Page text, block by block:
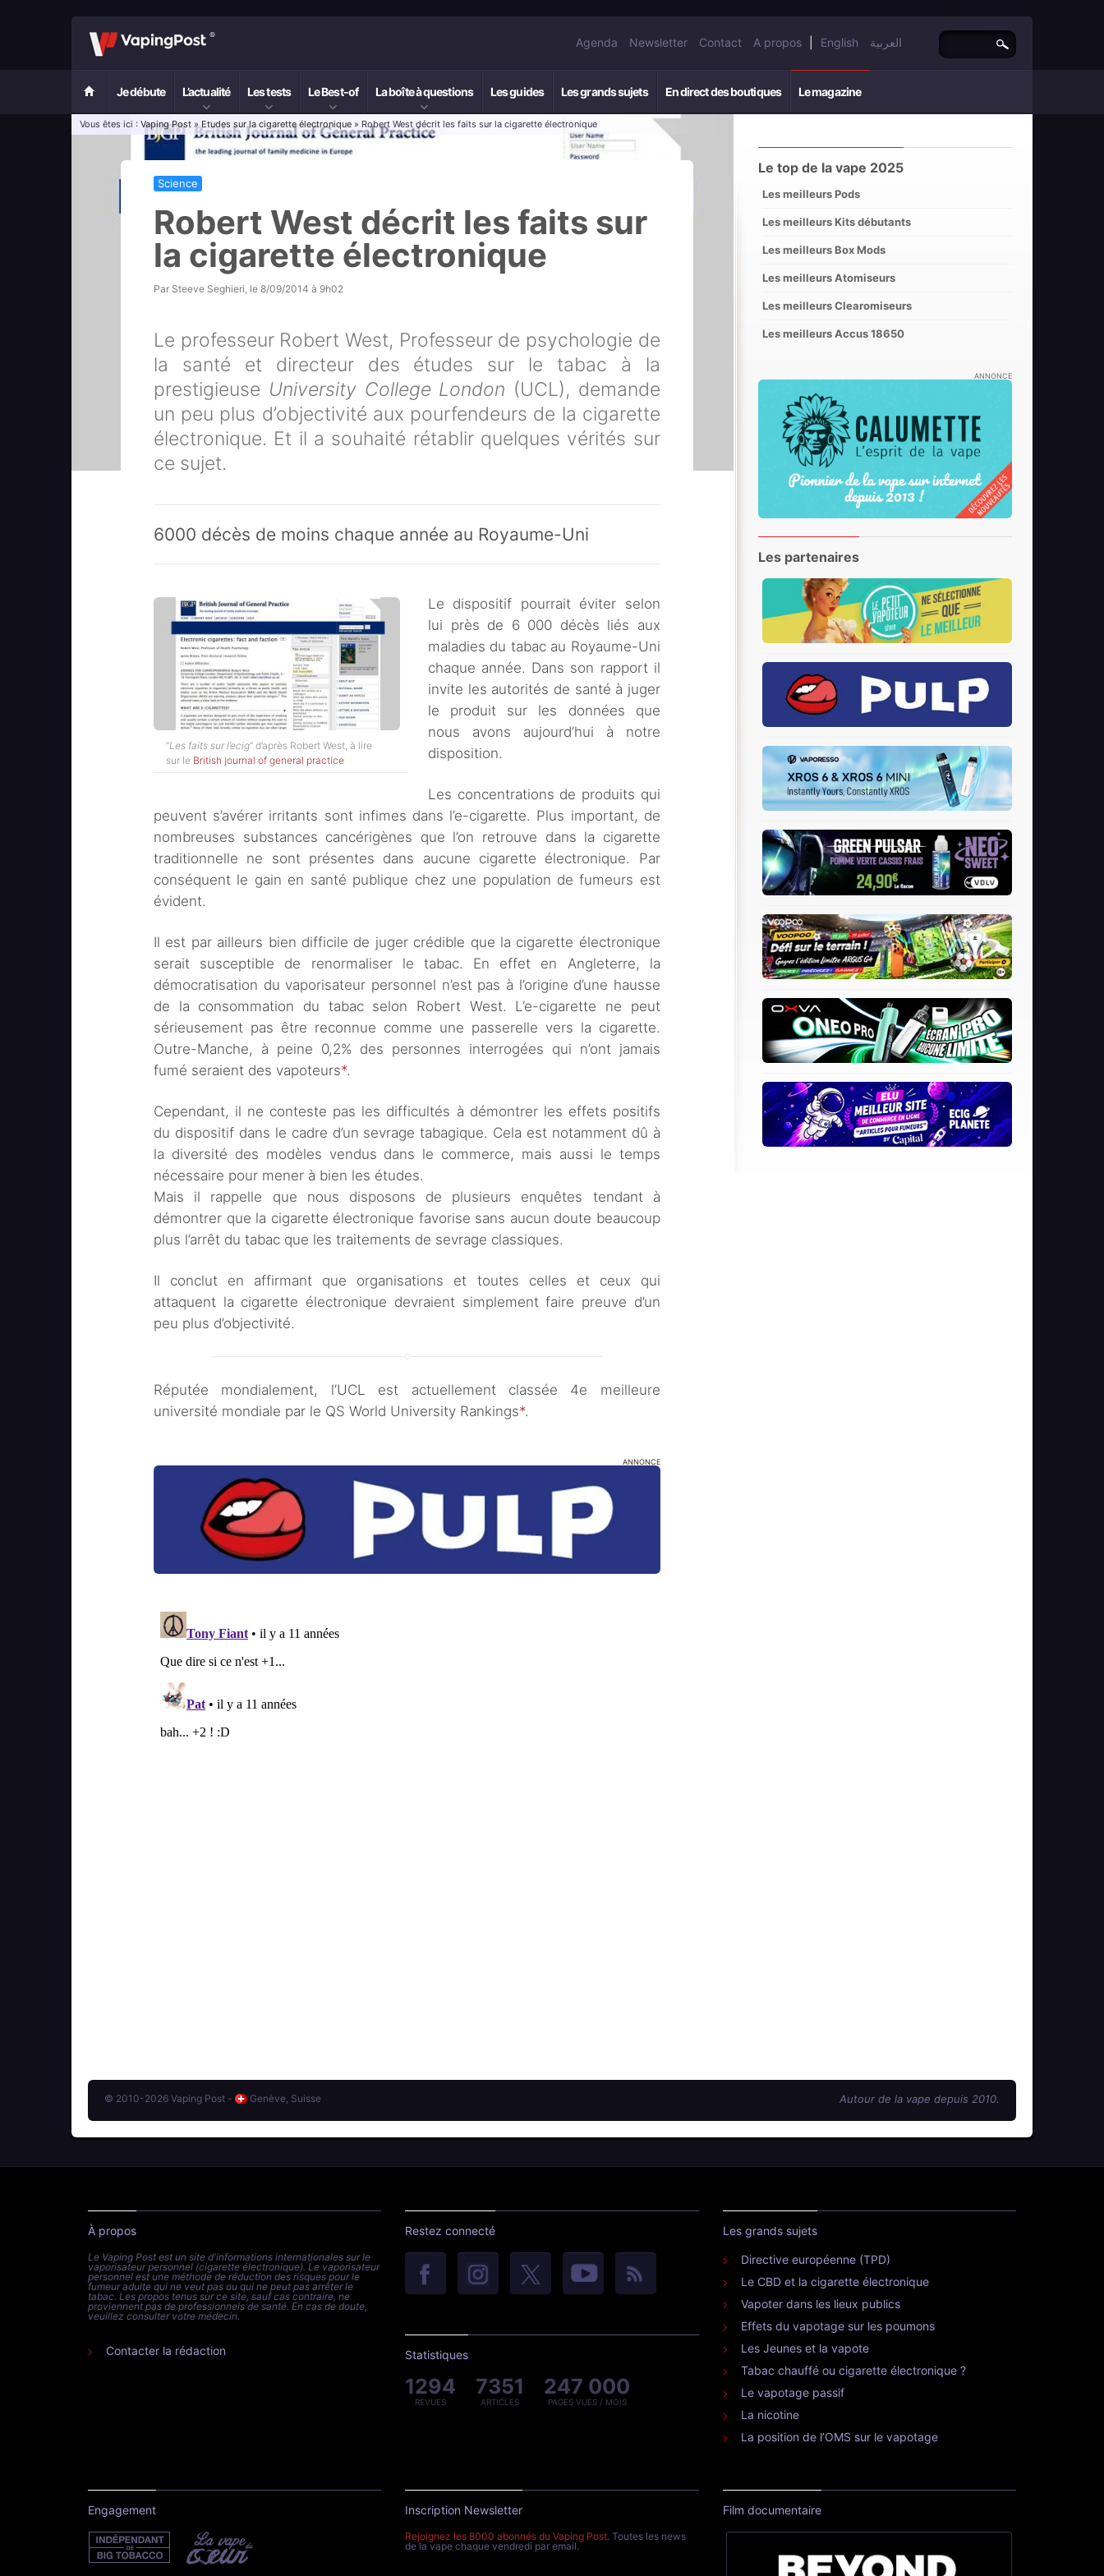
Agenda Newsletter Contact A propos English العربية
Je débute L’actualité Les tests Le Best-of La boîte à questions Les guides Les grands sujets En direct des boutiques Le magazine
Vous êtes ici : Vaping Post »Etudes sur la cigarette électronique » Robert West décrit les faits sur la cigarette électronique
Science
Robert West décrit les faits sur
la cigarette électronique
Par Steeve Seghieri, le 8/09/2014 à 9h02
Le professeur Robert West, Professeur de psychologie de
la santé et directeur des études sur le tabac à la
prestigieuse University College London (UCL), demande
un peu plus d’objectivité aux pourfendeurs de la cigarette
électronique. Et il a souhaité rétablir quelques vérités sur
ce sujet.
6000 décès de moins chaque année au Royaume-Uni
“Les faits sur l’ecig” d’après Robert West, à lire
sur le British journal of general practice
Le dispositif pourrait éviter selon
lui près de 6 000 décès liés aux
maladies du tabac au Royaume-Uni
chaque année. Dans son rapport il
invite les autorités de santé à juger
le produit sur les données que
nous avons aujourd’hui à notre
disposition.
Les concentrations de produits qui
peuvent s’avérer irritants sont infimes dans l’e-cigarette. Plus important, de
nombreuses substances cancérigènes que l’on retrouve dans la cigarette
traditionnelle ne sont présentes dans aucune cigarette électronique. Par
conséquent le gain en santé publique chez une population de fumeurs est
évident.
Il est par ailleurs bien difficile de juger crédible que la cigarette électronique
serait susceptible de renormaliser le tabac. En effet en Angleterre, la
démocratisation du vaporisateur personnel n’est pas à l’origine d’une hausse
de la consommation du tabac selon Robert West. L’e-cigarette ne peut
sérieusement pas être reconnue comme une passerelle vers la cigarette.
Outre-Manche, à peine 0,2% des personnes interrogées qui n’ont jamais
fumé seraient des vapoteurs*.
Cependant, il ne conteste pas les difficultés à démontrer les effets positifs
du dispositif dans le cadre d’un sevrage tabagique. Cela est notamment dû à
la diversité des modèles vendus dans le commerce, mais aussi le temps
nécessaire pour mener à bien les études.
Mais il rappelle que nous disposons de plusieurs enquêtes tendant à
démontrer que la cigarette électronique favorise sans aucun doute beaucoup
plus l’arrêt du tabac que les traitements de sevrage classiques.
Il conclut en affirmant que organisations et toutes celles et ceux qui
attaquent la cigarette électronique devraient simplement faire preuve d’un
peu plus d’objectivité.
Réputée mondialement, l’UCL est actuellement classée 4e meilleure
université mondiale par le QS World University Rankings*.
ANNONCE
Le top de la vape 2025
Les meilleurs Pods
Les meilleurs Kits débutants
Les meilleurs Box Mods
Les meilleurs Atomiseurs
Les meilleurs Clearomiseurs
Les meilleurs Accus 18650
ANNONCE
Les partenaires
© 2010-2026 Vaping Post - Genève, Suisse Autour de la vape depuis 2010.
À propos
Le Vaping Post est un site d'informations internationales sur le
vaporisateur personnel (cigarette électronique). Le vaporisateur
personnel est une méthode de réduction des risques pour le
fumeur adulte qui ne veut pas ou qui ne peut pas arrêter le
tabac. Les propos tenus sur ce site, sauf cas contraire, ne
proviennent pas de professionnels de santé. En cas de doute,
veuillez consulter votre médecin.
Contacter la rédaction
Restez connecté
Statistiques
1294
REVUES
7351
ARTICLES
247 000
PAGES VUES / MOIS
Les grands sujets
Directive européenne (TPD)
Le CBD et la cigarette électronique
Vapoter dans les lieux publics
Effets du vapotage sur les poumons
Les Jeunes et la vapote
Tabac chauffé ou cigarette électronique ?
Le vapotage passif
La nicotine
La position de l’OMS sur le vapotage
Engagement Inscription Newsletter
Rejoignez les 8000 abonnés du Vaping Post. Toutes les news
de la vape chaque vendredi par email.
Film documentaire